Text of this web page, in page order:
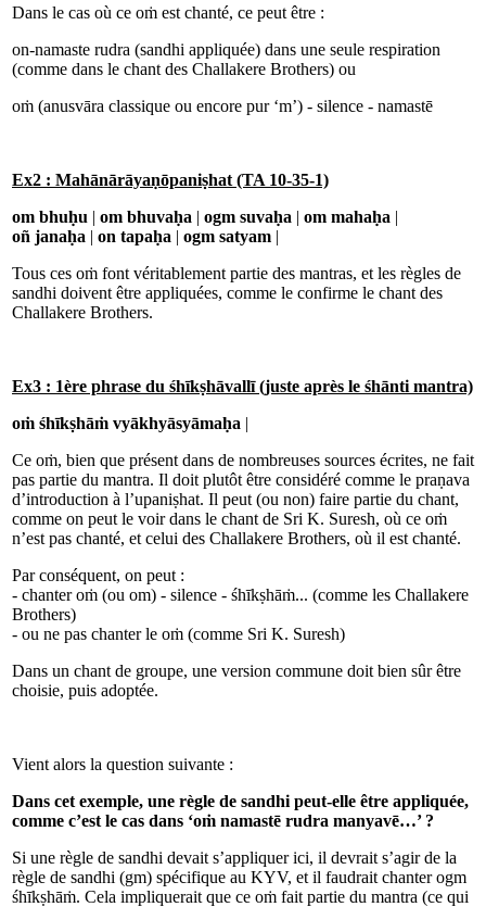
Dans le cas où ce oṁ est chanté, ce peut être :
on-namaste rudra (sandhi appliquée) dans une seule respiration
(comme dans le chant des Challakere Brothers) ou
oṁ (anusvāra classique ou encore pur ‘m’) - silence - namastē
Ex2 : Mahānārāyaṇōpaniṣhat (TA 10-35-1)
om bhuḥu | om bhuvaḥa | ogm suvaḥa | om mahaḥa |
oñ janaḥa | on tapaḥa | ogm satyam |
Tous ces oṁ font véritablement partie des mantras, et les règles de
sandhi doivent être appliquées, comme le confirme le chant des
Challakere Brothers.
Ex3 : 1ère phrase du śhīkṣhāvallī (juste après le śhānti mantra)
oṁ śhīkṣhāṁ vyākhyāsyāmaḥa |
Ce oṁ, bien que présent dans de nombreuses sources écrites, ne fait
pas partie du mantra. Il doit plutôt être considéré comme le praṇava
d’introduction à l’upaniṣhat. Il peut (ou non) faire partie du chant,
comme on peut le voir dans le chant de Sri K. Suresh, où ce oṁ
n’est pas chanté, et celui des Challakere Brothers, où il est chanté.
Par conséquent, on peut :
- chanter oṁ (ou om) - silence - śhīkṣhāṁ... (comme les Challakere
Brothers)
- ou ne pas chanter le oṁ (comme Sri K. Suresh)
Dans un chant de groupe, une version commune doit bien sûr être
choisie, puis adoptée.
Vient alors la question suivante :
Dans cet exemple, une règle de sandhi peut-elle être appliquée,
comme c’est le cas dans ‘oṁ namastē rudra manyavē…’ ?
Si une règle de sandhi devait s’appliquer ici, il devrait s’agir de la
règle de sandhi (gm) spécifique au KYV, et il faudrait chanter ogm
śhīkṣhāṁ. Cela impliquerait que ce oṁ fait partie du mantra (ce qui